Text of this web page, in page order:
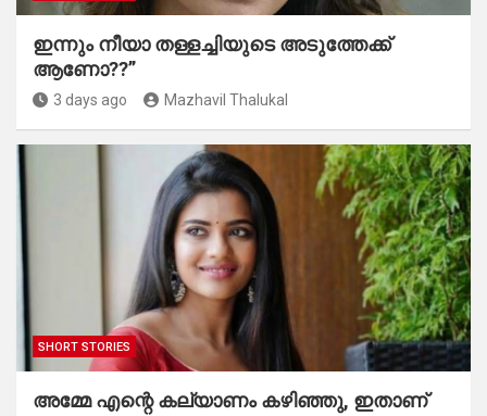
ഇന്നും നീയാ തള്ളച്ചിയുടെ അടുത്തേക്ക്
ആണോ??”
3 days ago Mazhavil Thalukal
SHORT STORIES
അമ്മേ എന്റെ കല്യാണം കഴിഞ്ഞു, ഇതാണ്